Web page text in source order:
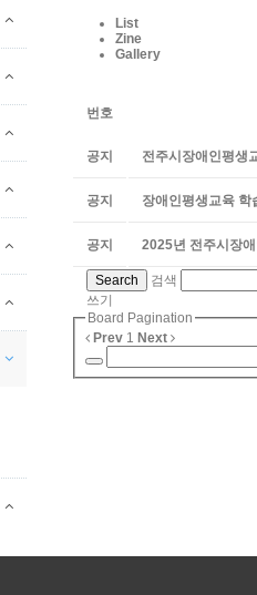
List
Zine
Gallery
번호
공지 전주시장애인평생
공지 장애인평생교육 학
공지 2025년 전주시장
Search
검색
쓰기
Board Pagination
Prev 1 Next